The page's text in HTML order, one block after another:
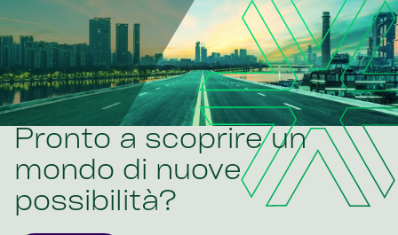
Pronto a scoprire un
mondo di nuove
possibilità?